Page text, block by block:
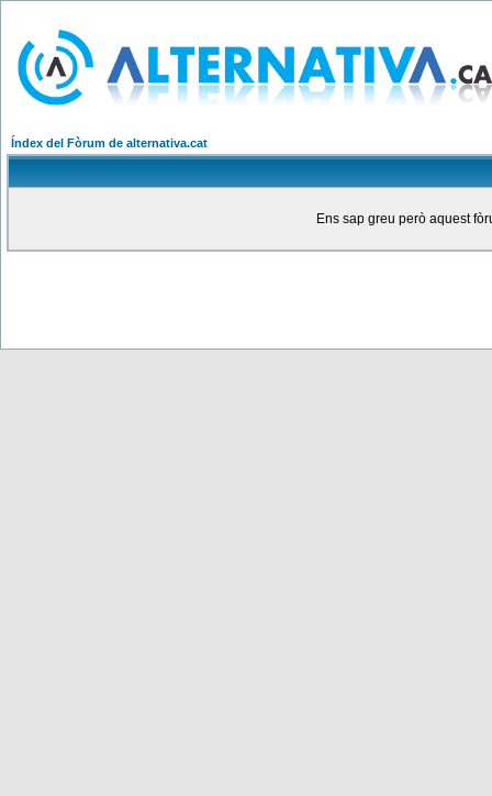
Índex del Fòrum de alternativa.cat
Ens sap greu però aquest